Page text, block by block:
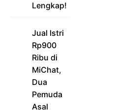
Lengkap!
Jual Istri
Rp900
Ribu di
MiChat,
Dua
Pemuda
Asal